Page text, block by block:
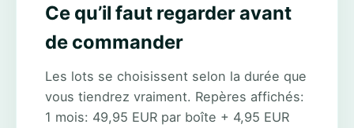
Ce qu’il faut regarder avant
de commander
Les lots se choisissent selon la durée que
vous tiendrez vraiment. Repères affichés:
1 mois: 49,95 EUR par boîte + 4,95 EUR